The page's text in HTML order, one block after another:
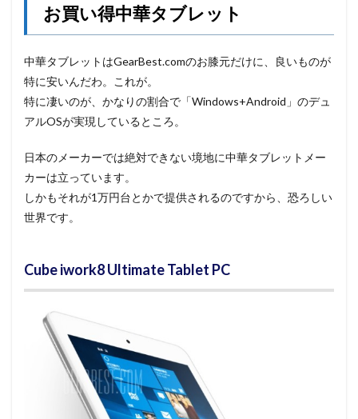
お買い得中華タブレット
中華タブレットはGearBest.comのお膝元だけに、良いものが
特に安いんだわ。これが。
特に凄いのが、かなりの割合で「Windows+Android」のデュ
アルOSが実現しているところ。
日本のメーカーでは絶対できない境地に中華タブレットメー
カーは立っています。
しかもそれが1万円台とかで提供されるのですから、恐ろしい
世界です。
Cube iwork8 Ultimate Tablet PC